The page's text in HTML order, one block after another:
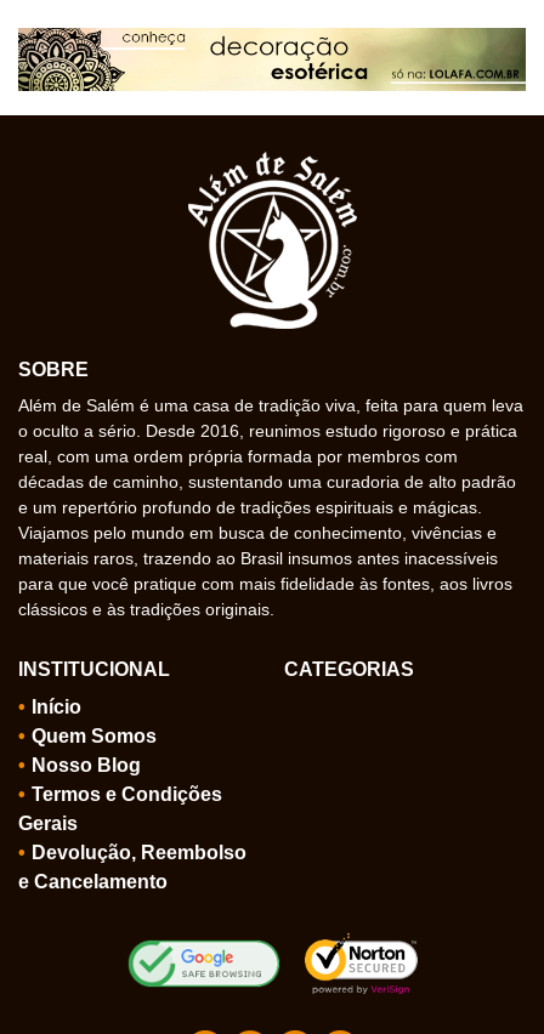
SOBRE
Além de Salém é uma casa de tradição viva, feita para quem leva
o oculto a sério. Desde 2016, reunimos estudo rigoroso e prática
real, com uma ordem própria formada por membros com
décadas de caminho, sustentando uma curadoria de alto padrão
e um repertório profundo de tradições espirituais e mágicas.
Viajamos pelo mundo em busca de conhecimento, vivências e
materiais raros, trazendo ao Brasil insumos antes inacessíveis
para que você pratique com mais fidelidade às fontes, aos livros
clássicos e às tradições originais.
INSTITUCIONAL
Início
Quem Somos
Nosso Blog
Termos e Condições
Gerais
Devolução, Reembolso
e Cancelamento
CATEGORIAS